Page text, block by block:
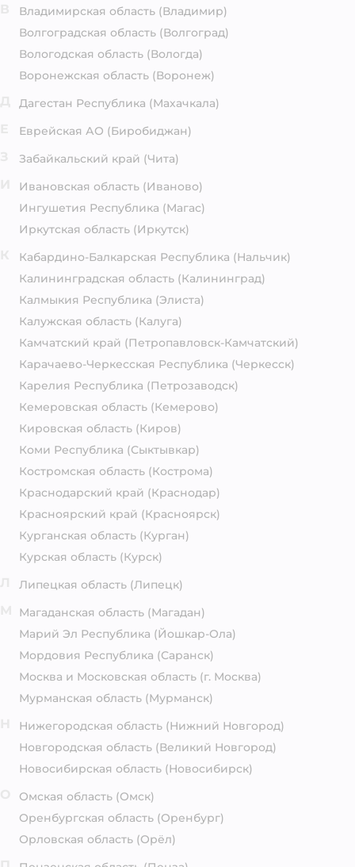
Владимирская область (Владимир)
Волгоградская область (Волгоград)
Вологодская область (Вологда)
Воронежская область (Воронеж)
Дагестан Республика (Махачкала)
Еврейская АО (Биробиджан)
Забайкальский край (Чита)
Ивановская область (Иваново)
Ингушетия Республика (Магас)
Иркутская область (Иркутск)
Кабардино-Балкарская Республика (Нальчик)
Калининградская область (Калининград)
Калмыкия Республика (Элиста)
Калужская область (Калуга)
Камчатский край (Петропавловск-Камчатский)
Карачаево-Черкесская Республика (Черкесск)
Карелия Республика (Петрозаводск)
Кемеровская область (Кемерово)
Кировская область (Киров)
Коми Республика (Сыктывкар)
Костромская область (Кострома)
Краснодарский край (Краснодар)
Красноярский край (Красноярск)
Курганская область (Курган)
Курская область (Курск)
Липецкая область (Липецк)
Магаданская область (Магадан)
Марий Эл Республика (Йошкар-Ола)
Мордовия Республика (Саранск)
Москва и Московская область (г. Москва)
Мурманская область (Мурманск)
Нижегородская область (Нижний Новгород)
Новгородская область (Великий Новгород)
Новосибирская область (Новосибирск)
Омская область (Омск)
Оренбургская область (Оренбург)
Орловская область (Орёл)